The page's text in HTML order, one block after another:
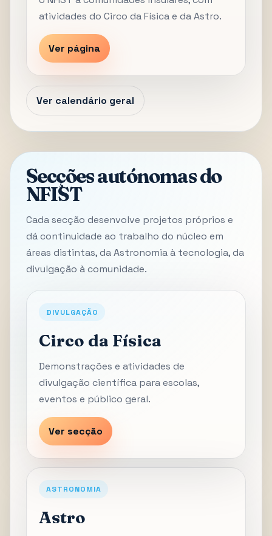
atividades do Circo da Física e da Astro.
Ver página
Ver calendário geral
Secções autónomas do
NFIST
Cada secção desenvolve projetos próprios e
dá continuidade ao trabalho do núcleo em
áreas distintas, da Astronomia à tecnologia, da
divulgação à comunidade.
DIVULGAÇÃO
Circo da Física
Demonstrações e atividades de
divulgação científica para escolas,
eventos e público geral.
Ver secção
ASTRONOMIA
Astro